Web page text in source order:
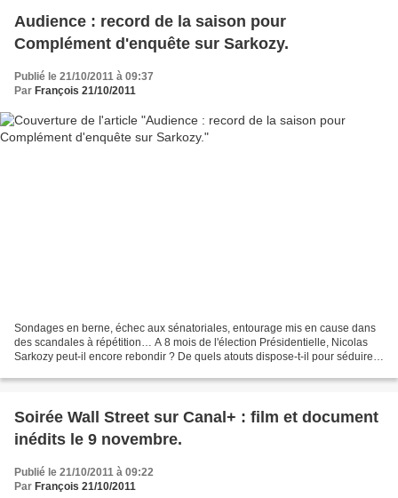
Audience : record de la saison pour
Complément d'enquête sur Sarkozy.
Publié le 21/10/2011 à 09:37
Par François 21/10/2011
Sondages en berne, échec aux sénatoriales, entourage mis en cause dans
des scandales à répétition… A 8 mois de l'élection Présidentielle, Nicolas
Sarkozy peut-il encore rebondir ? De quels atouts dispose-t-il pour séduire
Soirée Wall Street sur Canal+ : film et document
inédits le 9 novembre.
Publié le 21/10/2011 à 09:22
Par François 21/10/2011